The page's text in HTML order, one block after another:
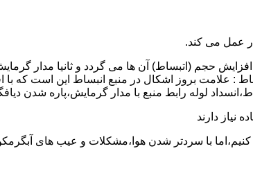
عمل می کند.
افزایش حجم (اتبساط) آن ها می گردد و ثانیا مدار
: علامت بروز اشکال در منبع انبساط این است که
لوله رابط منبع با مدار گرمایش،پاره شدن
نیاز دارند
با سردتر شدن هوا،مشکلات و عیب های